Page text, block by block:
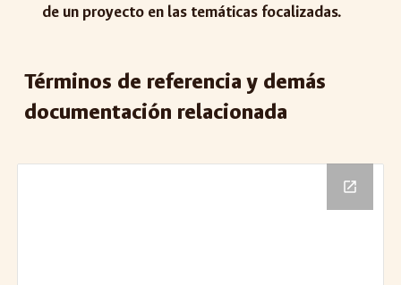
de un proyecto en las temáticas focalizadas.
Términos de referencia y demás
documentación relacionada